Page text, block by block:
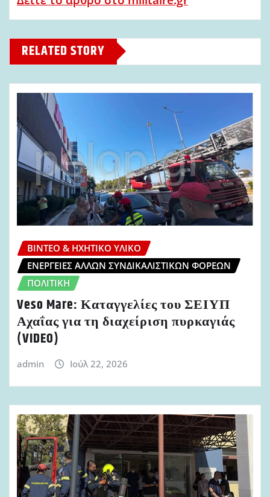
RELATED STORY
ΒΊΝΤΕΟ & ΗΧΗΤΙΚΌ ΥΛΙΚΌ
ΕΝΈΡΓΕΙΕΣ ΆΛΛΩΝ ΣΥΝΔΙΚΑΛΙΣΤΙΚΏΝ ΦΟΡΈΩΝ
ΠΟΛΙΤΙΚΉ
Veso Mare: Καταγγελίες του ΣΕΙΥΠ
Αχαΐας για τη διαχείριση πυρκαγιάς
(VIDEO)
admin Ιούλ 22, 2026